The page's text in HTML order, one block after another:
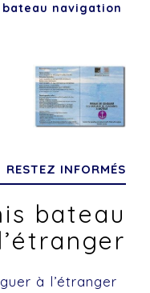
bateau navigation
RESTEZ INFORMÉS
bateau
à l’étranger